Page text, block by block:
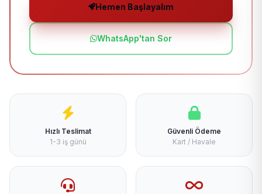
Hemen Başlayalım
WhatsApp'tan Sor
Hızlı Teslimat
1-3 iş günü
Güvenli Ödeme
Kart / Havale